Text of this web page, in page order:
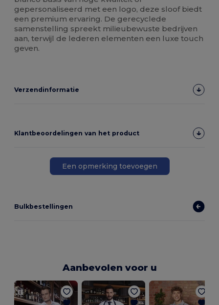
gepersonaliseerd met een logo, deze sloof biedt
een premium ervaring. De gerecyclede
samenstelling spreekt milieubewuste bedrijven
aan, terwijl de lederen elementen een luxe touch
geven.
Verzendinformatie
Klantbeoordelingen van het product
Een opmerking toevoegen
Bulkbestellingen
Aanbevolen voor u